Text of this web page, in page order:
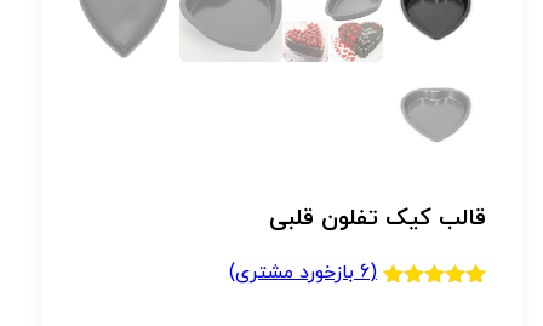
قالب کیک تفلون قلبی
(
6بازخورد مشتری)